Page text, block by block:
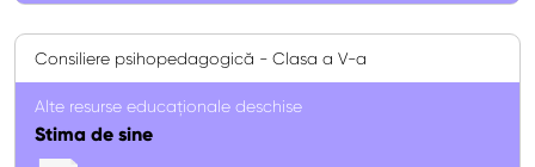
Consiliere psihopedagogică - Clasa a V-a
Alte resurse educaționale deschise
Stima de sine